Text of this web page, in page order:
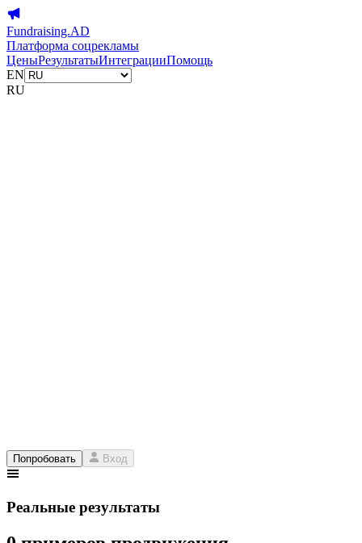
Fundraising.AD
Платформа соцрекламы
ЦеныРезультатыИнтеграцииПомощь
EN
RU
Попробовать Вход
Реальные результаты